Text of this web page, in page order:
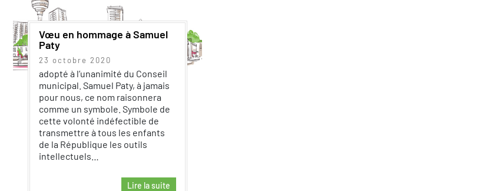
Vœu en hommage à Samuel
Paty
23 octobre 2020
adopté à l’unanimité du Conseil
municipal. Samuel Paty, à jamais
pour nous, ce nom raisonnera
comme un symbole. Symbole de
cette volonté indéfectible de
transmettre à tous les enfants
de la République les outils
intellectuels…
Lire la suite